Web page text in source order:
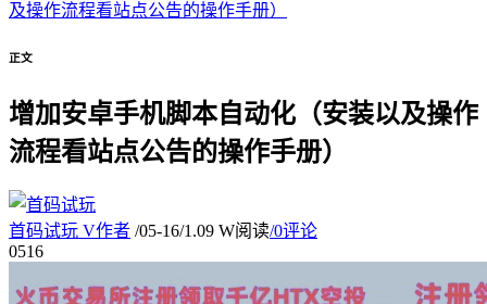
及操作流程看站点公告的操作手册）
正文
增加安卓手机脚本自动化（安装以及操作
流程看站点公告的操作手册）
首码试玩 V作者 /05-16/1.09 W阅读/0评论
0516